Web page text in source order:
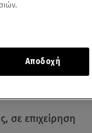
σε επιχείρηση
Αποδοχή